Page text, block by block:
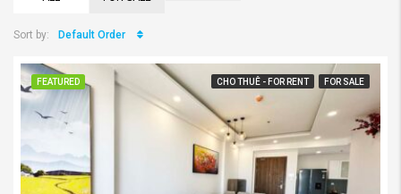
Sort by: Default Order
FEATURED CHO THUÊ - FOR RENT FOR SALE